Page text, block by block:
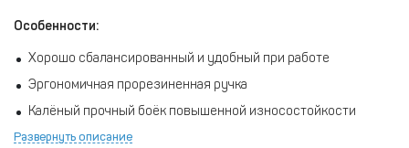
Особенности:
Хорошо сбалансированный и удобный при работе
Эргономичная прорезиненная ручка
Калёный прочный боёк повышенной износостойкости
Удобная верхняя загрузка гвоздей
Развернуть описание